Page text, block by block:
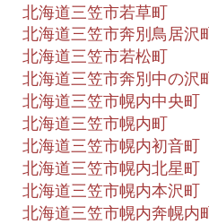
北海道三笠市若草町
北海道三笠市奔別鳥居沢町
北海道三笠市若松町
北海道三笠市奔別中の沢町
北海道三笠市幌内中央町
北海道三笠市幌内町
北海道三笠市幌内初音町
北海道三笠市幌内北星町
北海道三笠市幌内本沢町
北海道三笠市幌内奔幌内町